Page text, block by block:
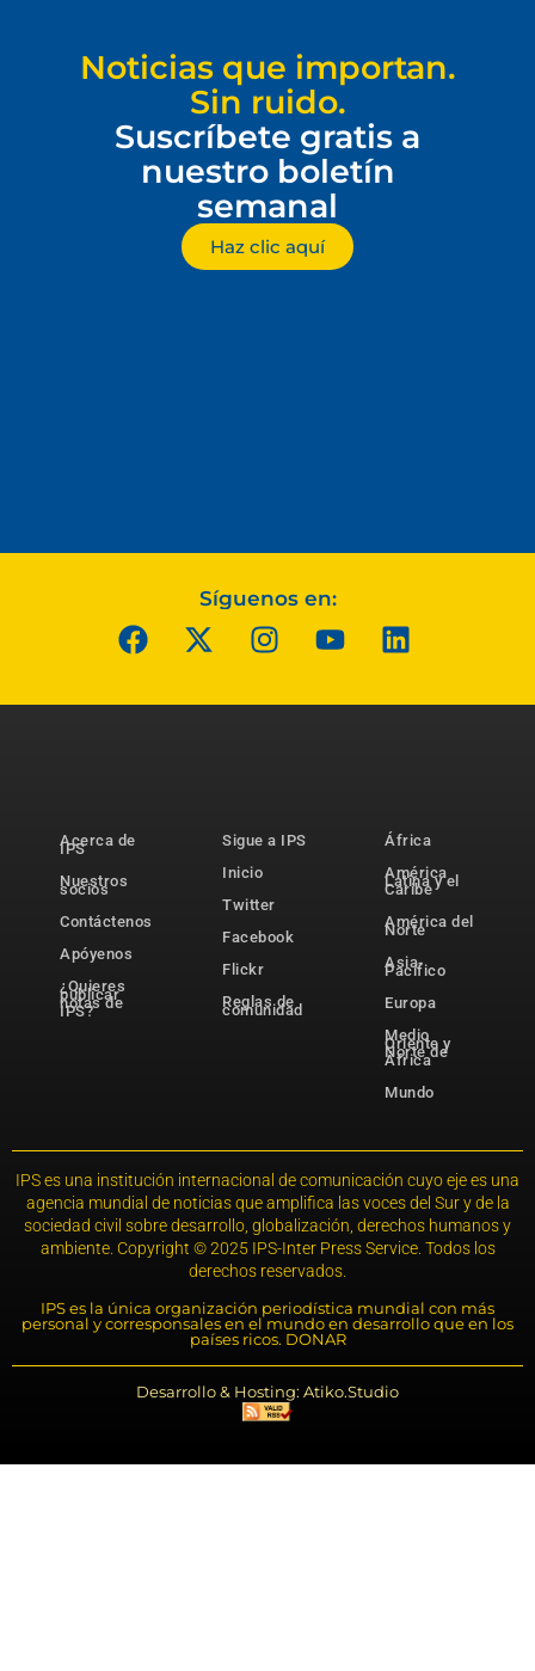
Noticias que importan.
Sin ruido.
Suscríbete gratis a
nuestro boletín
semanal
Haz clic aquí
Síguenos en:
Acerca de
IPS
Nuestros
socios
Contáctenos
Apóyenos
¿Quieres
publicar
notas de
IPS?
Sigue a IPS
Inicio
Twitter
Facebook
Flickr
Reglas de
comunidad
África
América
Latina y el
Caribe
América del
Norte
Asia-
Pacífico
Europa
Medio
Oriente y
Norte de
África
Mundo
IPS es una institución internacional de comunicación cuyo eje es una
agencia mundial de noticias que amplifica las voces del Sur y de la
sociedad civil sobre desarrollo, globalización, derechos humanos y
ambiente. Copyright © 2025 IPS-Inter Press Service. Todos los
derechos reservados.
IPS es la única organización periodística mundial con más
personal y corresponsales en el mundo en desarrollo que en los
países ricos. DONAR
Desarrollo & Hosting: Atiko.Studio